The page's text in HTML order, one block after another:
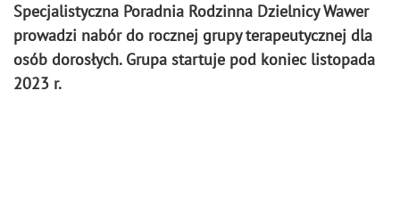
Specjalistyczna Poradnia Rodzinna Dzielnicy Wawer
prowadzi nabór do rocznej grupy terapeutycznej dla
osób dorosłych. Grupa startuje pod koniec listopada
2023 r.